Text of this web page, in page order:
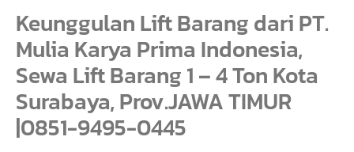
Keunggulan Lift Barang dari PT.
Mulia Karya Prima Indonesia,
Sewa Lift Barang 1 – 4 Ton Kota
Surabaya, Prov.JAWA TIMUR
|0851-9495-0445